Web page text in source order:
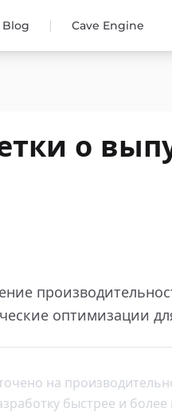
Blog | Cave Engine
о
оптимизации
на
быстрее и